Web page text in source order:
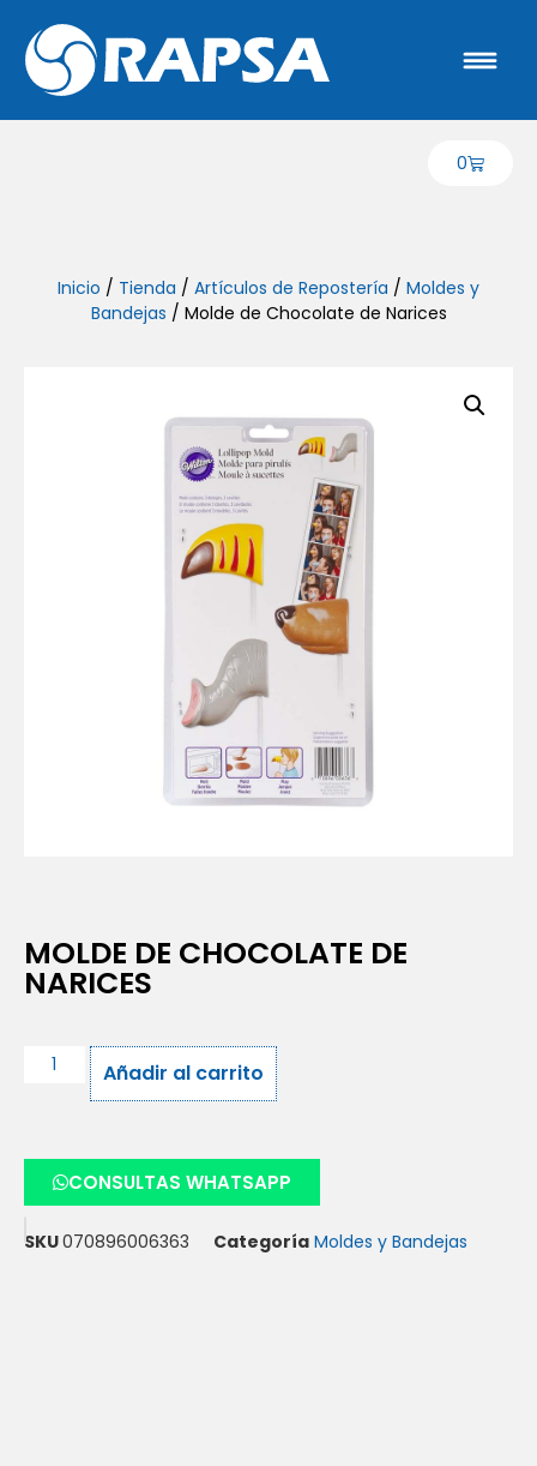
0
Inicio / Tienda / Artículos de Repostería / Moldes y
Bandejas / Molde de Chocolate de Narices
MOLDE DE CHOCOLATE DE
NARICES
Añadir al carrito
CONSULTAS WHATSAPP
SKU070896006363 Categoría Moldes y Bandejas